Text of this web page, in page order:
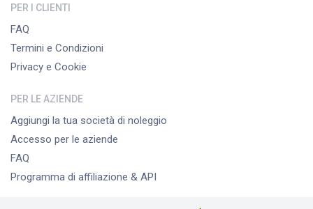
PER I CLIENTI
FAQ
Termini e Condizioni
Privacy e Cookie
PER LE AZIENDE
Aggiungi la tua società di noleggio
Accesso per le aziende
FAQ
Programma di affiliazione & API